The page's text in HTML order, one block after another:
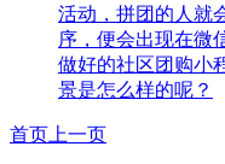
活动，拼团的人就
序，便会出现在微
做好的社区团购小
景是怎么样的呢？
首页 上一页